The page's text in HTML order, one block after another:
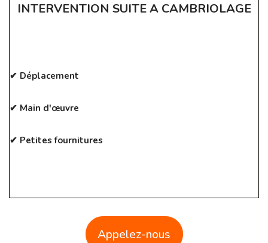
INTERVENTION SUITE A CAMBRIOLAGE
✔ Déplacement
✔ Main d'œuvre
✔ Petites fournitures
Appelez-nous